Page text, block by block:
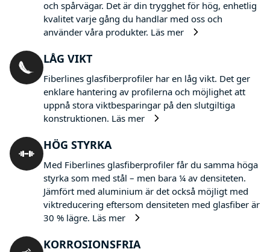
och spårvägar. Det är din trygghet för hög, enhetlig
kvalitet varje gång du handlar med oss och
använder våra produkter. Läs mer
LÅG VIKT
Fiberlines glasfiberprofiler har en låg vikt. Det ger
enklare hantering av profilerna och möjlighet att
uppnå stora viktbesparingar på den slutgiltiga
konstruktionen. Läs mer
HÖG STYRKA
Med Fiberlines glasfiberprofiler får du samma höga
styrka som med stål – men bara ¼ av densiteten.
Jämfört med aluminium är det också möjligt med
viktreducering eftersom densiteten med glasfiber är
30 % lägre. Läs mer
KORROSIONSFRIA